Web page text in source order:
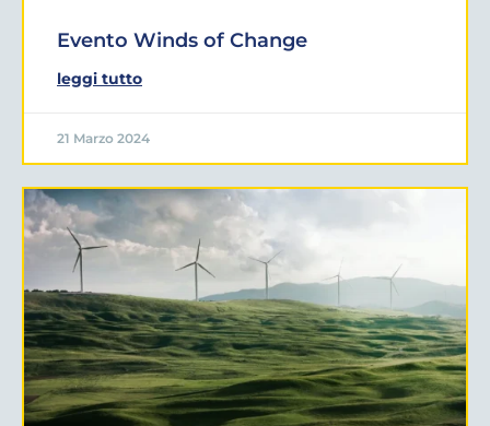
Evento Winds of Change
leggi tutto
21 Marzo 2024